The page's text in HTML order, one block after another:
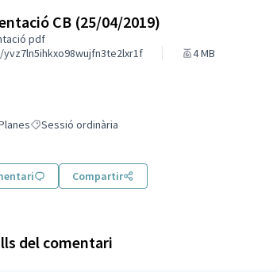
CB (25/04/2019)
Presentació pdf
yvz7ln5ihkxo98wujfn3te2lxr1f
4 MB
en filtrar per: Les Planes
Resultats en filtrar per: Sessió ordinària
Sessió ordinària
Compartir
del comentari